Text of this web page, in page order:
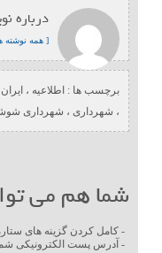
درباره
[ همه
برچسب ها : اطلاعیه ، ایران
، شهرداری ، شهرداری
شما هم می
- کامل کردن گزینه های
- آدرس پست الکترونیکی